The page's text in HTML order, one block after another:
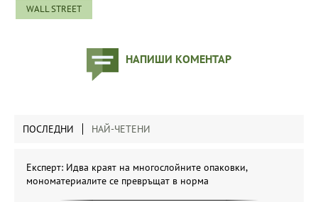
WALL STREET
НАПИШИ КОМЕНТАР
ПОСЛЕДНИ НАЙ-ЧЕТЕНИ
Експерт: Идва краят на многослойните опаковки,
мономатериалите се превръщат в норма